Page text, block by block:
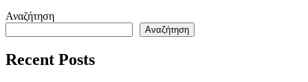
Αναζήτηση
Αναζήτηση
Recent Posts